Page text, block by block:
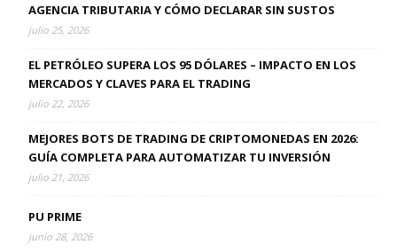
AGENCIA TRIBUTARIA Y CÓMO DECLARAR SIN SUSTOS
julio 25, 2026
EL PETRÓLEO SUPERA LOS 95 DÓLARES – IMPACTO EN LOS
MERCADOS Y CLAVES PARA EL TRADING
julio 22, 2026
MEJORES BOTS DE TRADING DE CRIPTOMONEDAS EN 2026:
GUÍA COMPLETA PARA AUTOMATIZAR TU INVERSIÓN
julio 21, 2026
PU PRIME
junio 28, 2026